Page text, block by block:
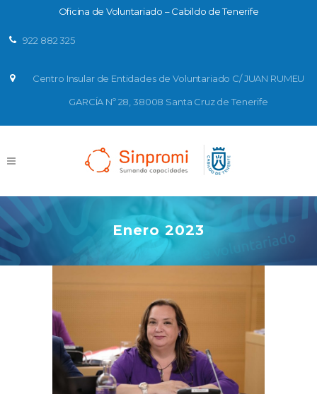
Oficina de Voluntariado – Cabildo de Tenerife
922 882 325
Centro Insular de Entidades de Voluntariado C/ JUAN RUMEU
GARCÍA Nº 28, 38008 Santa Cruz de Tenerife
Enero 2023